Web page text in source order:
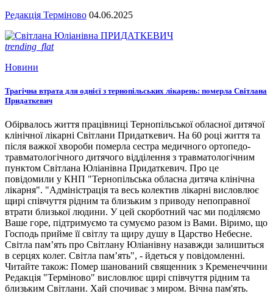
Редакція Терміново 04.06.2025
trending_flat
Новини
Трагічна втрата для однієї з тернопільських лікарень: померла Світлана
Придаткевич
Обірвалось життя працівниці Тернопільської обласної дитячої
клінічної лікарні Світлани Придаткевич. На 60 році життя та
після важкої хвороби померла сестра медичного ортопедо-
травматологічного дитячого відділення з травматологічним
пунктом Світлана Юліанівна Придаткевич. Про це
повідомили у КНП "Тернопільська обласна дитяча клінічна
лікарня". "Адміністрація та весь колектив лікарні висловлює
щирі співчуття рідним та близьким з приводу непоправної
втрати близької людини. У цей скорботний час ми поділяємо
Ваше горе, підтримуємо та сумуємо разом із Вами. Віримо, що
Господь прийме її світлу та щиру душу в Царство Небесне.
Світла пам’ять про Світлану Юліанівну назавжди залишиться
в серцях колег. Світла пам’ять", - йдеться у повідомленні.
Читайте також: Помер шанований священник з Кременеччини
Редакція "Терміново" висловлює щирі співчуття рідним та
близьким Світлани. Хай спочиває з миром. Вічна пам'ять.